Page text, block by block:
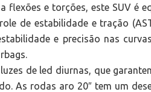
flexões e torções, este SUV é
de estabilidade e tração
e precisão nas
de led diurnas, que
As rodas aro 20″ tem um